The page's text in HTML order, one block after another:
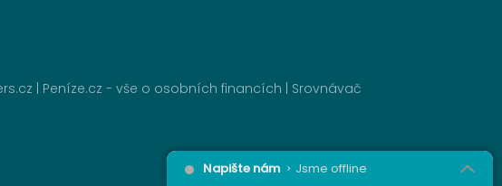
Peníze.cz - vše o osobních financích
Srovnávač
Napište nám Jsme offline